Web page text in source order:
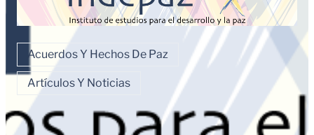
Acuerdos Y Hechos De Paz
Artículos Y Noticias